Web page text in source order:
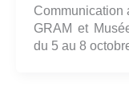
Communication
GRAM et
du 5 au 8